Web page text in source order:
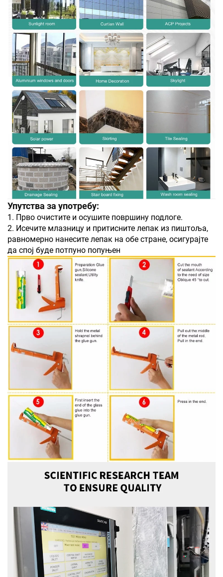
Упутства за употребу:
1. Прво очистите и осушите површину подлоге.
2. Исечите млазницу и притисните лепак из пиштоља,
равномерно нанесите лепак на обе стране, осигурајте
да спој буде потпуно попуњен